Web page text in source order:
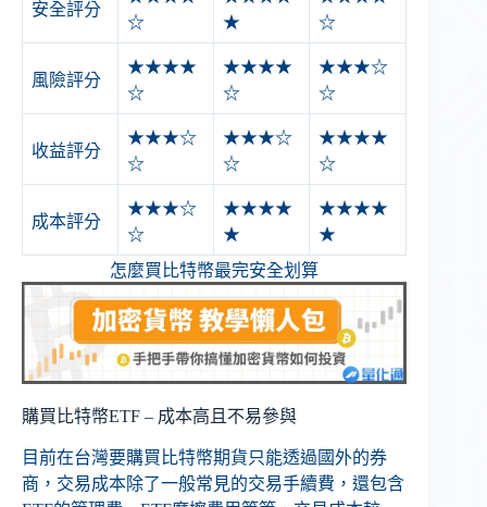
安全評分
☆
★
☆
風險評分
★★★★
☆
★★★★
☆
★★★☆
☆
收益評分
★★★☆
☆
★★★☆
☆
★★★★
☆
成本評分
★★★☆
☆
★★★★
★
★★★★
★
怎麼買比特幣最完安全划算
購買比特幣ETF – 成本高且不易參與
目前在台灣要購買比特幣期貨只能透過國外的券
商，交易成本除了一般常見的交易手續費，還包含